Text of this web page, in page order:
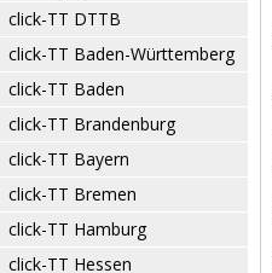
click-TT DTTB
click-TT Baden-Württemberg
click-TT Baden
click-TT Brandenburg
click-TT Bayern
click-TT Bremen
click-TT Hamburg
click-TT Hessen